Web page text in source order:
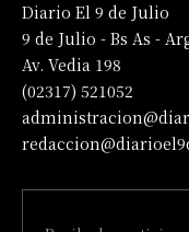
Diario El 9 de Julio
9 de Julio - Bs As -
Av. Vedia 198
(02317) 521052